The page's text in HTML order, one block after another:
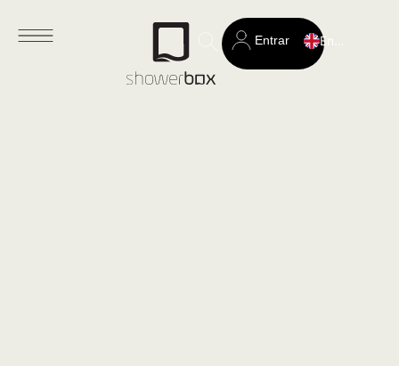
Search
for:
Entrar